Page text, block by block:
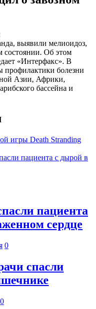
выявили мелиоидоз,
состоянии. Об этом
«Интерфакс». В
профилактики болезни
Азии, Африки,
бассейна и
игры Death Stranding
пациента с дырой в
пациента
сердце
0
спасли
0